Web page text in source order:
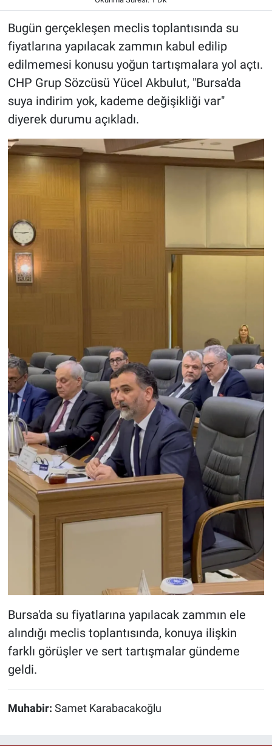
Bugün gerçekleşen meclis toplantısında su
fiyatlarına yapılacak zammın kabul edilip
edilmemesi konusu yoğun tartışmalara yol açtı.
CHP Grup Sözcüsü Yücel Akbulut, "Bursa'da
suya indirim yok, kademe değişikliği var"
diyerek durumu açıkladı.
Bursa'da su fiyatlarına yapılacak zammın ele
alındığı meclis toplantısında, konuya ilişkin
farklı görüşler ve sert tartışmalar gündeme
geldi.
Muhabir: Samet Karabacakoğlu